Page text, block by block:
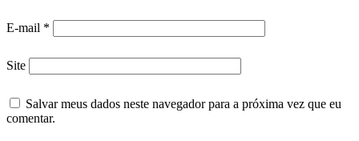
E-mail *
Site
Salvar meus dados neste navegador para a próxima vez que eu
comentar.